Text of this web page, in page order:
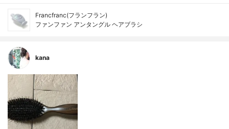
Francfranc(フランフラン)
ファンファン アンタングル ヘアブラシ
kana